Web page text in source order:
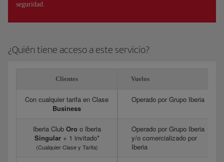
seguridad.
¿Quién tiene acceso a este servicio?
Clientes Vuelos
Con cualquier tarifa en Clase
Business
Operado por Grupo Iberia
Iberia Club Oroo Iberia
Singular+ 1 invitado*
(Cualquier Clase y Tarifa)
Operado por Grupo Iberia
y/o comercializado por
Iberia